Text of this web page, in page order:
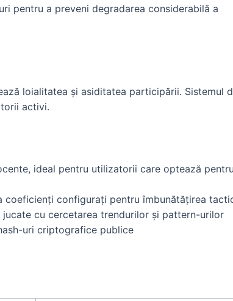
pentru a preveni degradarea considerabilă a
loialitatea și asiditatea participării. Sistemul
activi.
ideal pentru utilizatorii care optează pentru
configurați pentru îmbunătățirea
cu cercetarea trendurilor și pattern-urilor
uri criptografice publice